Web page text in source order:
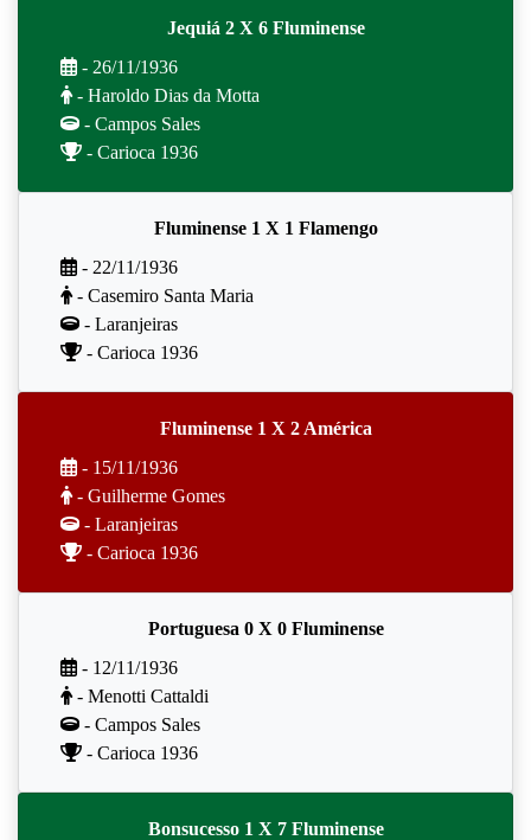
Jequiá 2 X 6 Fluminense
- 26/11/1936
- Haroldo Dias da Motta
- Campos Sales
- Carioca 1936
Fluminense 1 X 1 Flamengo
- 22/11/1936
- Casemiro Santa Maria
- Laranjeiras
- Carioca 1936
Fluminense 1 X 2 América
- 15/11/1936
- Guilherme Gomes
- Laranjeiras
- Carioca 1936
Portuguesa 0 X 0 Fluminense
- 12/11/1936
- Menotti Cattaldi
- Campos Sales
- Carioca 1936
Bonsucesso 1 X 7 Fluminense